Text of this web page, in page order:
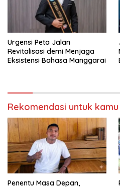
Urgensi Peta Jalan
Revitalisasi demi Menjaga
Eksistensi Bahasa Manggarai
Rekomendasi untuk kamu
Penentu Masa Depan,